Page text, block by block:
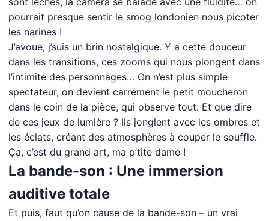
pourrait presque sentir le smog londonien nous picoter
les narines !
J’avoue, j’suis un brin nostalgique. Y a cette douceur
dans les transitions, ces zooms qui nous plongent dans
l’intimité des personnages… On n’est plus simple
spectateur, on devient carrément le petit moucheron
dans le coin de la pièce, qui observe tout. Et que dire
de ces jeux de lumière ? Ils jonglent avec les ombres et
les éclats, créant des atmosphères à couper le souffle.
Ça, c’est du grand art, ma p’tite dame !
La bande-son : Une immersion
auditive totale
Et puis, faut qu’on cause de la bande-son – un vrai